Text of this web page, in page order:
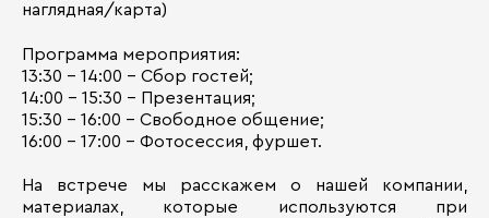
наглядная/карта)
Программа мероприятия:
13:30 – 14:00 – Сбор гостей;
14:00 – 15:30 – Презентация;
15:30 – 16:00 – Свободное общение;
16:00 – 17:00 – Фотосессия, фуршет.
На встрече мы расскажем о нашей компании,
материалах, которые используются при